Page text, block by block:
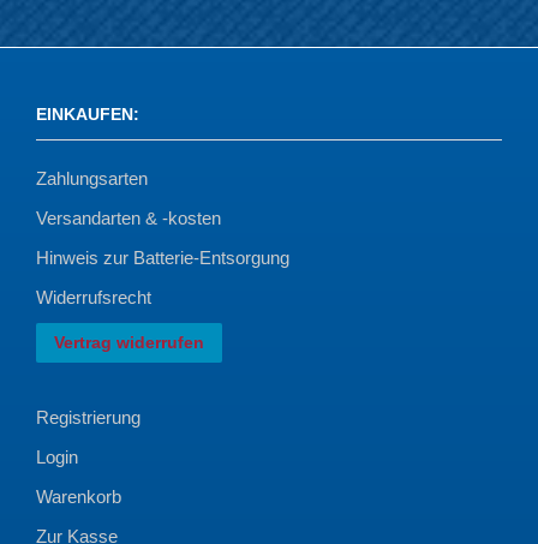
EINKAUFEN:
Zahlungsarten
Versandarten & -kosten
Hinweis zur Batterie-Entsorgung
Widerrufsrecht
Vertrag widerrufen
Registrierung
Login
Warenkorb
Zur Kasse